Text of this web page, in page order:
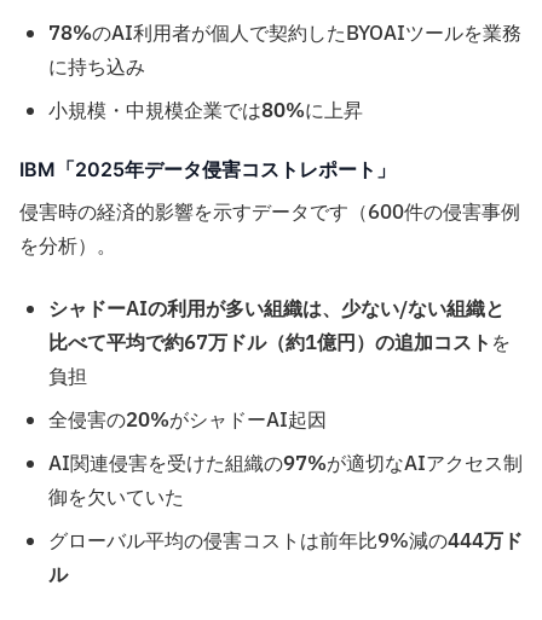
78%のAI利用者が個人で契約したBYOAIツールを業務
に持ち込み
小規模・中規模企業では80%に上昇
IBM「2025年データ侵害コストレポート」
侵害時の経済的影響を示すデータです（600件の侵害事例
を分析）。
シャドーAIの利用が多い組織は、少ない/ない組織と
比べて平均で約67万ドル（約1億円）の追加コスト を
負担
全侵害の20%がシャドーAI起因
AI関連侵害を受けた組織の97%が適切なAIアクセス制
御を欠いていた
グローバル平均の侵害コストは前年比9%減の444万ド
ル